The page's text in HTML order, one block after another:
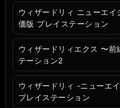
ウィザードリィ ニューエ
価版 プレイステーション
ウィザードリィエクス 〜前
テーション2
ウィザードリィ -ニューエ
プレイステーション